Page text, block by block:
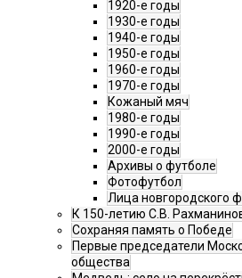
1920-е годы
1930-е годы
1940-е годы
1950-е годы
1960-е годы
1970-е годы
Кожаный мяч
1980-е годы
1990-е годы
2000-е годы
Архивы о футболе
Фотофутбол
Лица новгородского
К 150-летию С.В.
Сохраняя память о Победе
Первые председатели
общества